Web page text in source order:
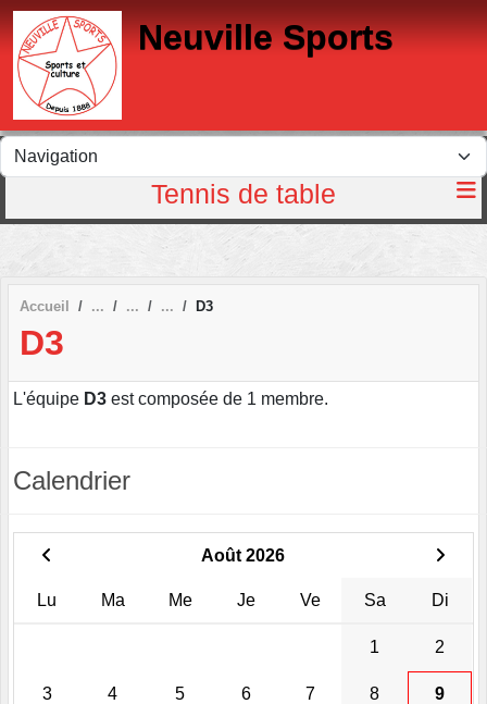
Neuville Sports
Tennis de table
Accueil D3
D3
L'équipe D3 est composée de 1 membre.
Calendrier
Août 2026
Lu Ma Me Je Ve Sa Di
1 2
3 4 5 6 7 8 9
Panneau de gestion des cookies